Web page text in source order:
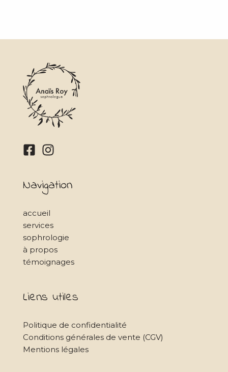
Navigation
accueil
services
sophrologie
à propos
témoignages
Liens utiles
Politique de confidentialité
Conditions générales de vente (CGV)
Mentions légales